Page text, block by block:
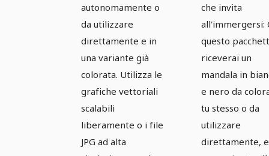
autonomamente o
da utilizzare
direttamente e in
una variante già
colorata. Utilizza le
grafiche vettoriali
scalabili
liberamente o i file
JPG ad alta
che invita
all'immergersi:
questo
riceverai un
mandala in
e nero da
tu stesso o da
utilizzare
direttamente,